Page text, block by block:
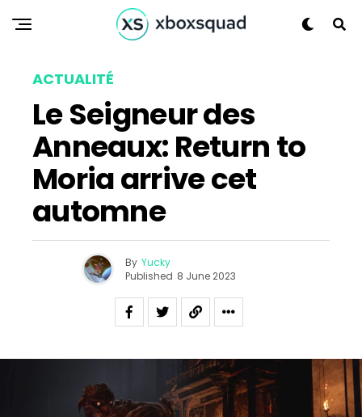
ACTUALITÉ
Le Seigneur des
Anneaux: Return to
Moria arrive cet
automne
By Yucky
Published 8 June 2023